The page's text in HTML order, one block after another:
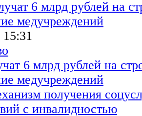
15:31
6 млрд рублей на
медучреждений